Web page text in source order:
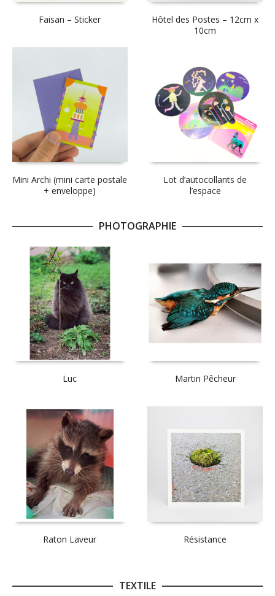
Faisan – Sticker
Hôtel des Postes – 12cm x
10cm
Mini Archi (mini carte postale
+ enveloppe)
Lot d’autocollants de
l’espace
PHOTOGRAPHIE
Luc Martin Pêcheur
Raton Laveur Résistance
TEXTILE